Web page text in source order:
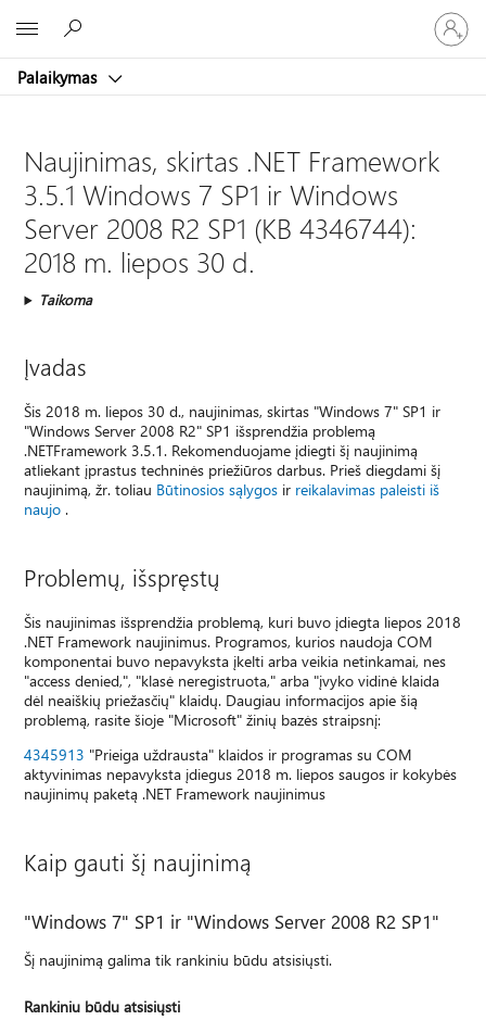
Palaikymas
prie
paskyros
Naujinimas, skirtas .NET Framework
3.5.1 Windows 7 SP1 ir Windows
Server 2008 R2 SP1 (KB 4346744):
2018 m. liepos 30 d.
Taikoma
Įvadas
Šis 2018 m. liepos 30 d., naujinimas, skirtas "Windows 7" SP1 ir
"Windows Server 2008 R2" SP1 išsprendžia problemą
.NETFramework 3.5.1. Rekomenduojame įdiegti šį naujinimą
atliekant įprastus techninės priežiūros darbus. Prieš diegdami šį
naujinimą, žr. toliau Būtinosios sąlygos ir reikalavimas paleisti iš
naujo .
Problemų, išspręstų
Šis naujinimas išsprendžia problemą, kuri buvo įdiegta liepos 2018
.NET Framework naujinimus. Programos, kurios naudoja COM
komponentai buvo nepavyksta įkelti arba veikia netinkamai, nes
"access denied,", "klasė neregistruota," arba "įvyko vidinė klaida
dėl neaiškių priežasčių" klaidų. Daugiau informacijos apie šią
problemą, rasite šioje "Microsoft" žinių bazės straipsnį:
4345913 "Prieiga uždrausta" klaidos ir programas su COM
aktyvinimas nepavyksta įdiegus 2018 m. liepos saugos ir kokybės
naujinimų paketą .NET Framework naujinimus
Kaip gauti šį naujinimą
"Windows 7" SP1 ir "Windows Server 2008 R2 SP1"
Šį naujinimą galima tik rankiniu būdu atsisiųsti.
Rankiniu būdu atsisiųsti